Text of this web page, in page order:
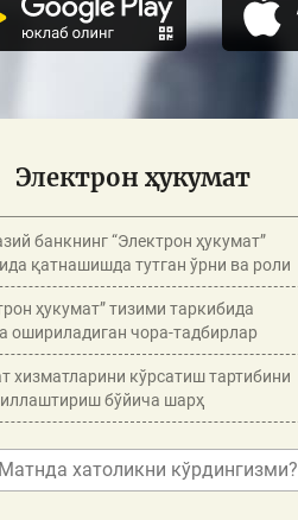
Электрон ҳукумат
банкнинг “Электрон ҳукумат”
қатнашишда тутган ўрни ва роли
ҳукумат” тизими таркибида
ошириладиган чора-тадбирлар
хизматларини кўрсатиш тартибини
бўйича шарҳ
Матнда хатоликни кўрдингизми?